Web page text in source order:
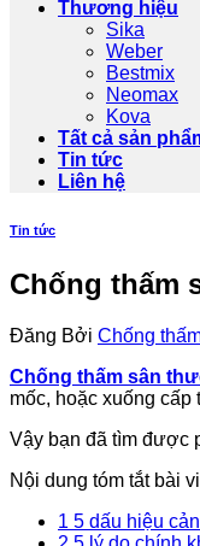
Thương hiệu
Sika
Weber
Bestmix
Neomax
Kova
Tất cả sản
Tin tức
Liên hệ
Tin tức
Chống thấm
Đăng Bởi Chống
Chống thấm sân
mốc, hoặc xuống
Vậy bạn đã tìm được
Nội dung tóm tắt bài
1 5 dấu hiệu